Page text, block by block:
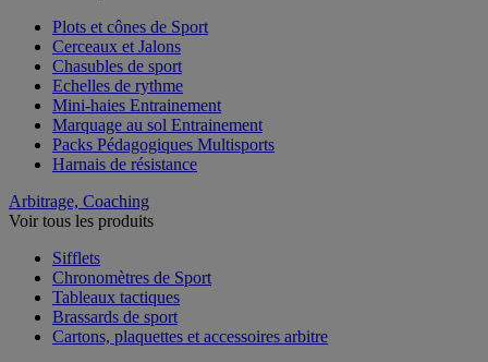
Plots et cônes de Sport
Cerceaux et Jalons
Chasubles de sport
Echelles de rythme
Mini-haies Entrainement
Marquage au sol Entrainement
Packs Pédagogiques Multisports
Harnais de résistance
Arbitrage, Coaching
Voir tous les produits
Sifflets
Chronomètres de Sport
Tableaux tactiques
Brassards de sport
Cartons, plaquettes et accessoires arbitre